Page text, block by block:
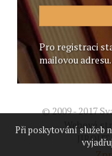
Pro registraci
mailovou adresu.
© 2009 - 2017
Webové
Při poskytování služeb